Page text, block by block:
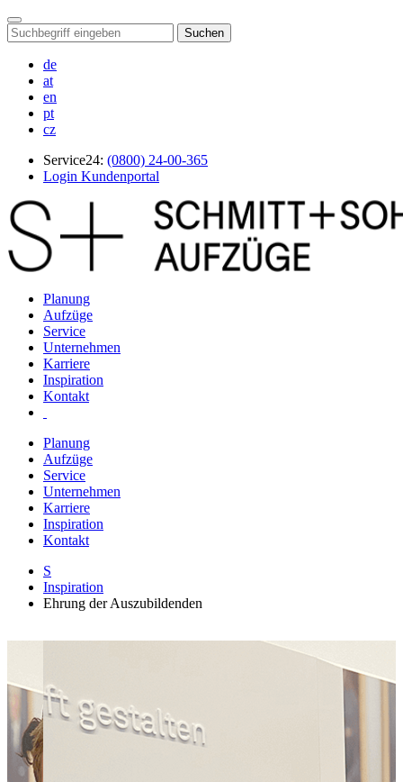
Suchen
de
at
en
pt
cz
Service24: (0800) 24-00-365
Login Kundenportal
Planung
Aufzüge
Service
Unternehmen
Karriere
Inspiration
Kontakt
Planung
Aufzüge
Service
Unternehmen
Karriere
Inspiration
Kontakt
S
Inspiration
Ehrung der Auszubildenden